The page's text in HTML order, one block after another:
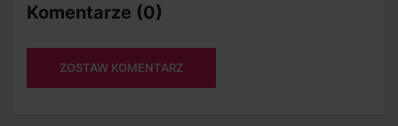
Komentarze (0)
ZOSTAW KOMENTARZ